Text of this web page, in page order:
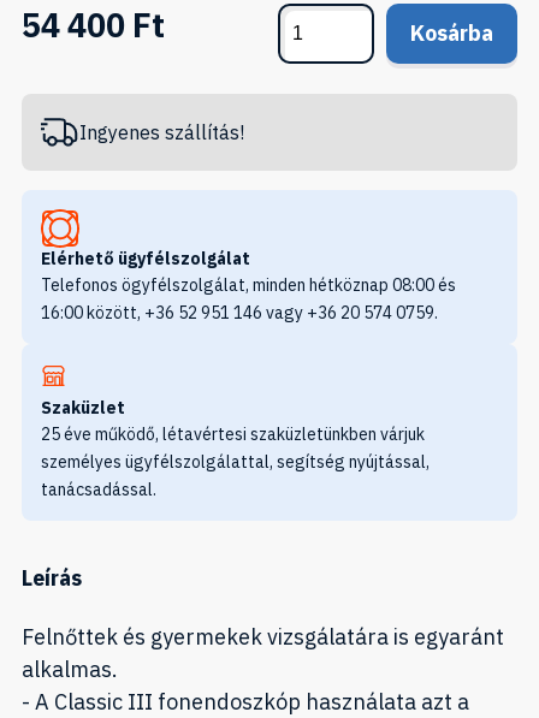
54 400 Ft Kosárba
Ingyenes szállítás!
Elérhető ügyfélszolgálat
Telefonos ögyfélszolgálat, minden hétköznap 08:00 és
16:00 között, +36 52 951 146 vagy +36 20 574 0759.
Szaküzlet
25 éve működő, létavértesi szaküzletünkben várjuk
személyes ügyfélszolgálattal, segítség nyújtással,
tanácsadással.
Leírás
Felnőttek és gyermekek vizsgálatára is egyaránt
alkalmas.
- A Classic III fonendoszkóp használata azt a